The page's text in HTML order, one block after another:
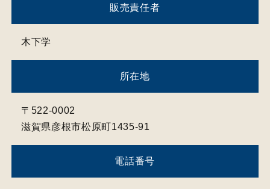
特定商取引法に基づく表記
宿泊プラン一覧
レンタカー付宿泊プラン
販売責任者
木下学
所在地
〒522-0002
滋賀県彦根市松原町1435-91
電話番号
グループホテル予約検索
JR乗車券付宿泊プラン
電話でのお問い合せ